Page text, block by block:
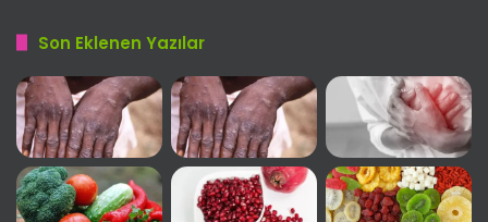
Son Eklenen Yazılar